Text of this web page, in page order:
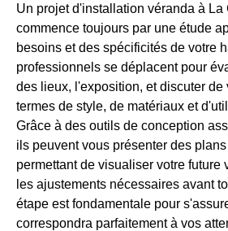
Un projet d'installation véranda à La
commence toujours par une étude
besoins et des spécificités de votre
professionnels se déplacent pour
des lieux, l'exposition, et discuter de
termes de style, de matériaux et
Grâce à des outils de conception
ils peuvent vous présenter des
permettant de visualiser votre future
les ajustements nécessaires avant
étape est fondamentale pour
correspondra parfaitement à vos